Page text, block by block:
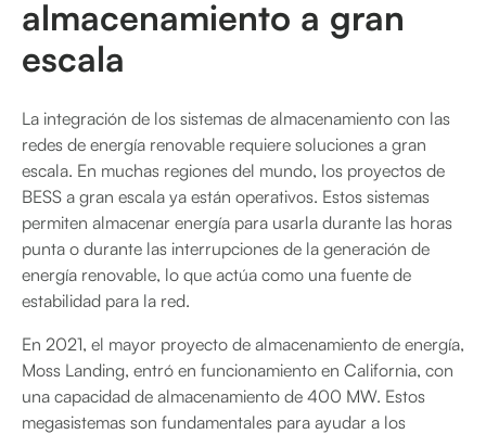
almacenamiento a gran
escala
La integración de los sistemas de almacenamiento con las
redes de energía renovable requiere soluciones a gran
escala. En muchas regiones del mundo, los proyectos de
BESS a gran escala ya están operativos. Estos sistemas
permiten almacenar energía para usarla durante las horas
punta o durante las interrupciones de la generación de
energía renovable, lo que actúa como una fuente de
estabilidad para la red.
En 2021, el mayor proyecto de almacenamiento de energía,
Moss Landing, entró en funcionamiento en California, con
una capacidad de almacenamiento de 400 MW. Estos
megasistemas son fundamentales para ayudar a los